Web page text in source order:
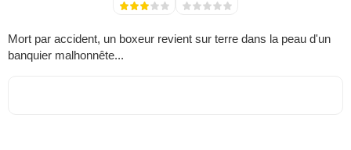
Mort par accident, un boxeur revient sur terre dans la peau d'un
banquier malhonnête...